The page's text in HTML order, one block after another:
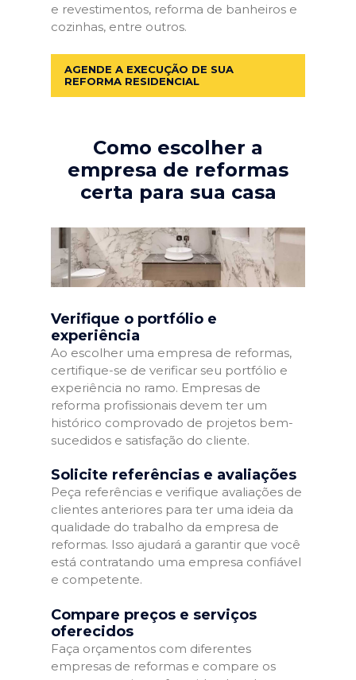
e revestimentos, reforma de banheiros e
cozinhas, entre outros.
AGENDE A EXECUÇÃO DE SUA
REFORMA RESIDENCIAL
Como escolher a
empresa de reformas
certa para sua casa
Verifique o portfólio e
experiência
Ao escolher uma empresa de reformas,
certifique-se de verificar seu portfólio e
experiência no ramo. Empresas de
reforma profissionais devem ter um
histórico comprovado de projetos bem-
sucedidos e satisfação do cliente.
Solicite referências e avaliações
Peça referências e verifique avaliações de
clientes anteriores para ter uma ideia da
qualidade do trabalho da empresa de
reformas. Isso ajudará a garantir que você
está contratando uma empresa confiável
e competente.
Compare preços e serviços
oferecidos
Faça orçamentos com diferentes
empresas de reformas e compare os